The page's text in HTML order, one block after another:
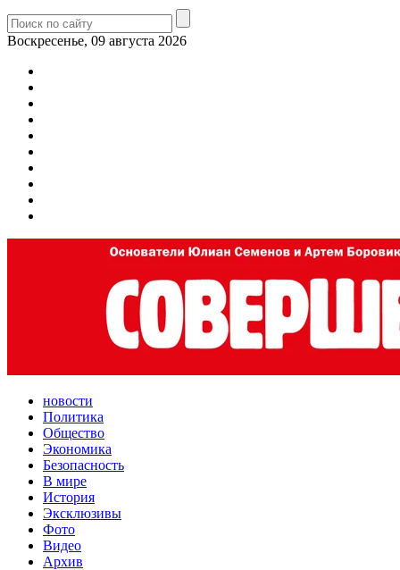
Воскресенье, 09 августа 2026
новости
Политика
Общество
Экономика
Безопасность
В мире
История
Эксклюзивы
Фото
Видео
Архив